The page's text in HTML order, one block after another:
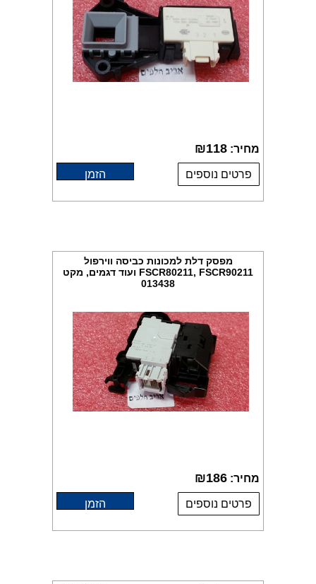
מחיר: ₪118
פרטים נוספים הזמן
מפסק דלת למכונות כביסה ווירפול
FSCR80211, FSCR90211 ועוד דגמים, מקט
013438
מחיר: ₪186
פרטים נוספים הזמן